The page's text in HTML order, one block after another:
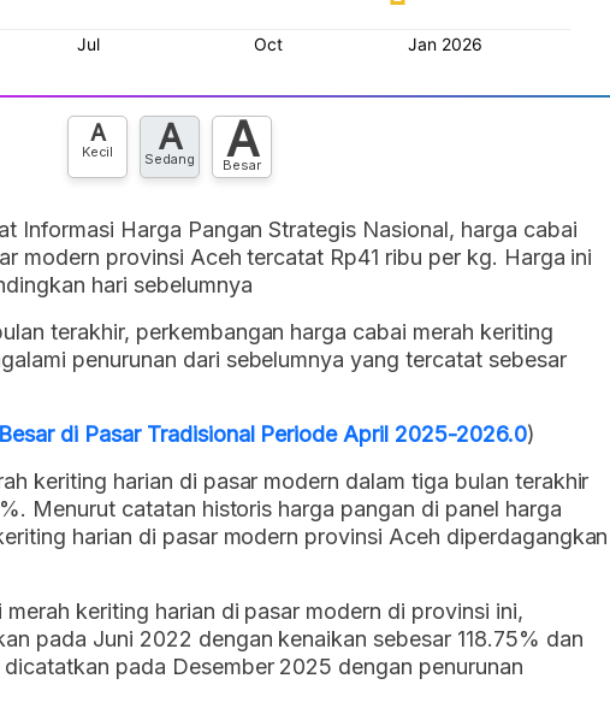
A
Kecil A
Sedang A
Besar
Informasi Harga Pangan Strategis Nasional, harga cabai
modern provinsi Aceh tercatat Rp41 ribu per kg. Harga ini
hari sebelumnya
terakhir, perkembangan harga cabai merah keriting
penurunan dari sebelumnya yang tercatat sebesar
di Pasar Tradisional Periode April 2025-2026.0)
keriting harian di pasar modern dalam tiga bulan terakhir
Menurut catatan historis harga pangan di panel harga
harian di pasar modern provinsi Aceh diperdagangkan
keriting harian di pasar modern di provinsi ini,
pada Juni 2022 dengan kenaikan sebesar 118.75% dan
pada Desember 2025 dengan penurunan